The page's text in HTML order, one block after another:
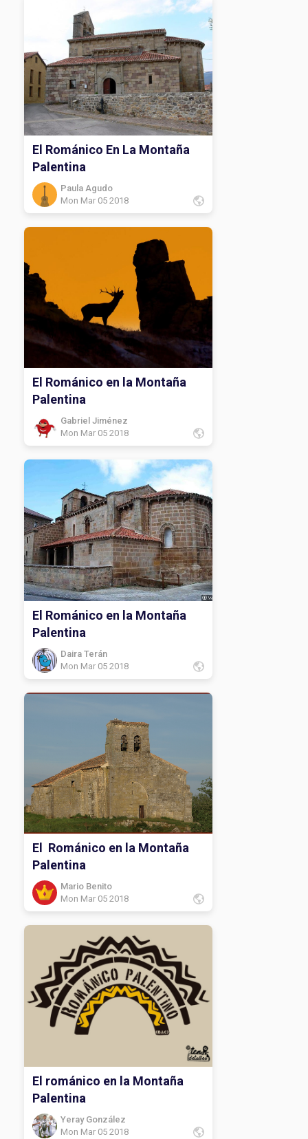
El Románico En La Montaña
Palentina
Paula Agudo
Mon Mar 05 2018
El Románico en la Montaña
Palentina
Gabriel Jiménez
Mon Mar 05 2018
El Románico en la Montaña
Palentina
Daira Terán
Mon Mar 05 2018
El Románico en la Montaña
Palentina
Mario Benito
Mon Mar 05 2018
El románico en la Montaña
Palentina
Yeray González
Mon Mar 05 2018